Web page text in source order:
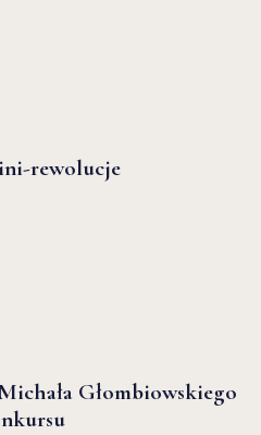
rewolucje
Głombiowskiego